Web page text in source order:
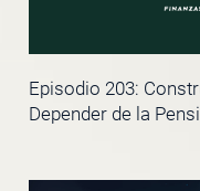
Episodio 203:
Depender de la